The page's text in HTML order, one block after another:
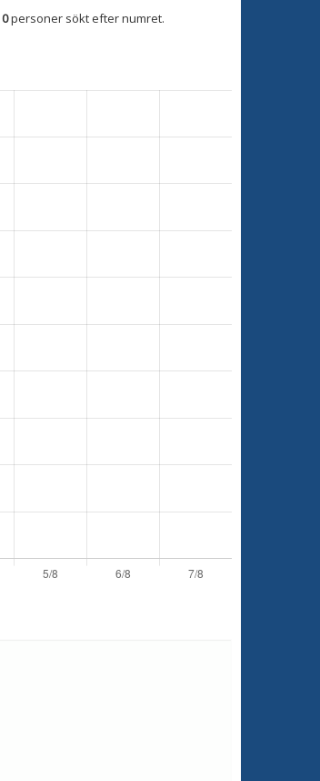
0personer sökt efter numret.